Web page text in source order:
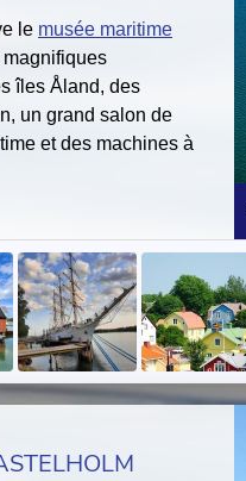
le musée maritime
îles Åland, des
un grand salon de
et des machines à